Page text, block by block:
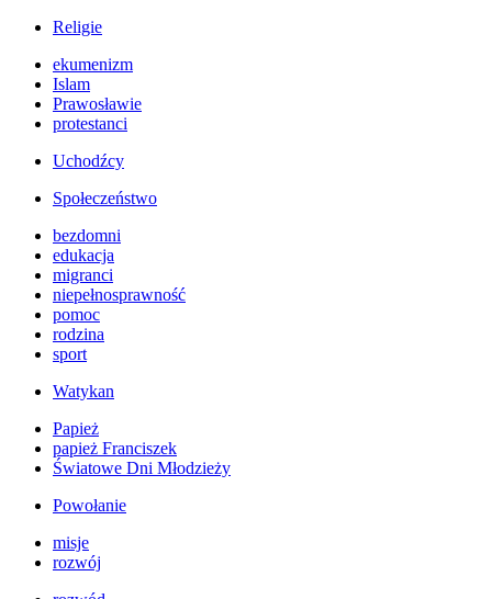
Religie
ekumenizm
Islam
Prawosławie
protestanci
Uchodźcy
Społeczeństwo
bezdomni
edukacja
migranci
niepełnosprawność
pomoc
rodzina
sport
Watykan
Papież
papież Franciszek
Światowe Dni Młodzieży
Powołanie
misje
rozwój